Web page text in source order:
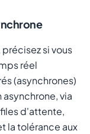
si vous
réel
(asynchrones)
via
d'attente,
la tolérance aux